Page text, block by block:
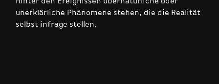
unerklärliche Phänomene stehen, die die Realität
selbst infrage stellen.